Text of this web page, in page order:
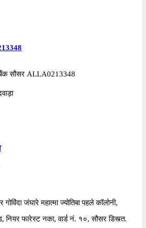
बैंक सौसर ALLA0213348
गोविंदा जंघारे महात्मा ज्योतिबा पहले कॉलोनी,
नियर फारेस्ट नका, वार्ड नं. १०, सौसर डिस्त्त.